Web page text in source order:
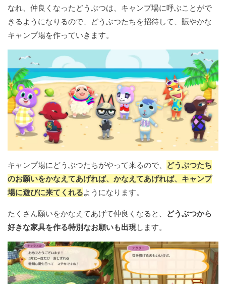
なれ、仲良くなったどうぶつは、キャンプ場に呼ぶことがで
きるようになりるので、どうぶつたちを招待して、賑やかな
キャンプ場を作っていきます。
キャンプ場にどうぶつたちがやって来るので、
どうぶつたち
のお願いをかなえてあげれば、かなえてあげれば、キャンプ
場に遊びに来てくれるようになります。
たくさん願いをかなえてあげて仲良くなると、
どうぶつから
好きな家具を作る特別なお願いも出現します。